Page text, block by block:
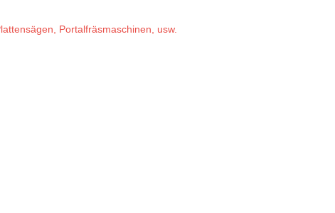
Portalfräsmaschinen, usw.